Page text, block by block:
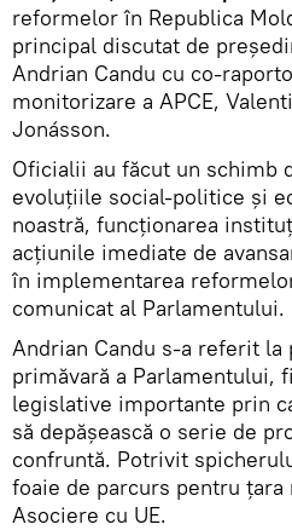
reformelor în Republica
principal discutat de
Andrian Candu cu co-
monitorizare a APCE,
Jonásson.
Oficialii au făcut un schimb
evoluțiile social-politice și
noastră, funcționarea
acțiunile imediate de
în implementarea
comunicat al Parlamentului.
Andrian Candu s-a referit
primăvară a Parlamentului,
legislative importante prin
să depășească o serie de
confruntă. Potrivit
foaie de parcurs pentru
Asociere cu UE.